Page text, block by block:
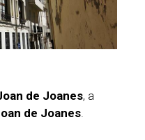
de Joanes, a
de Joanes.